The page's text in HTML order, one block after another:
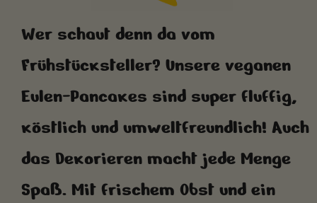
Wer schaut denn da vom
Frühstücksteller? Unsere veganen
Eulen-Pancakes sind super fluffig,
köstlich und umweltfreundlich! Auch
das Dekorieren macht jede Menge
Spaß. Mit frischem Obst und ein